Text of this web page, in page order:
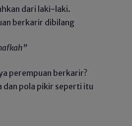
dari laki-laki.
berkarir dibilang
perempuan berkarir?
dan pola pikir seperti itu